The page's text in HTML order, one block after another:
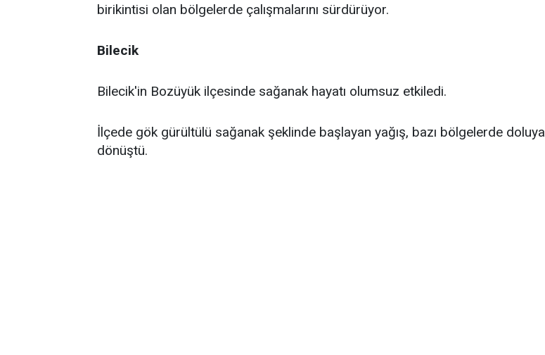
birikintisi olan bölgelerde çalışmalarını sürdürüyor.
Bilecik
Bilecik'in Bozüyük ilçesinde sağanak hayatı olumsuz etkiledi.
İlçede gök gürültülü sağanak şeklinde başlayan yağış, bazı bölgelerde doluya
dönüştü.